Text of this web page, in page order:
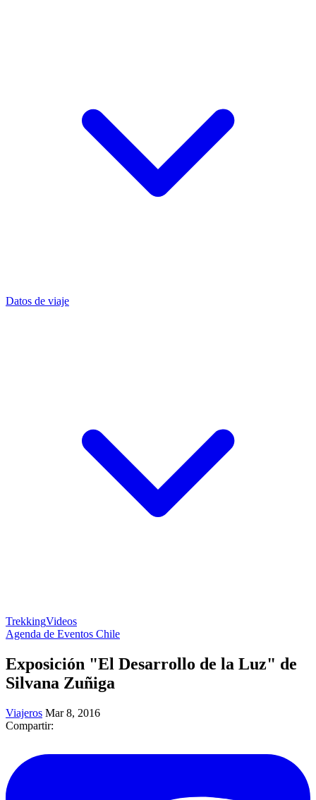
Datos de viaje
TrekkingVideos
Agenda de Eventos Chile
Exposición "El Desarrollo de la Luz" de
Silvana Zuñiga
Viajeros Mar 8, 2016
Compartir: